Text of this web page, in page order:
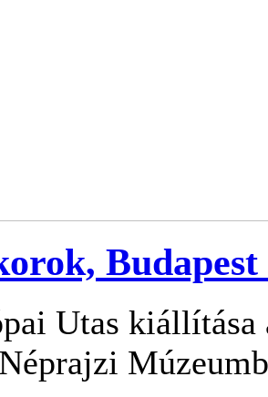
Utas kiállítása
Néprajzi